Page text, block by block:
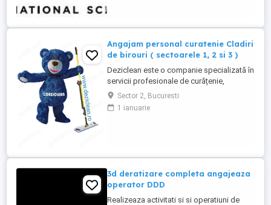
**Responsabilități principale:** * ...
Angajam personal curatenie Cladiri
de birouri ( sectoarele 1, 2 si 3 )
Deziclean este o companie specializată în
servicii profesionale de curățenie,
prezentă în aproape toate marile orașe din
România. Ne mărim echipa și căutăm
agenți de curățenie pentru sedii de bănci
Sector 2, Bucuresti
1 ianuarie
3d deratizare completa angajeaza
operator DDD
Realizeaza activitati si si operatiuni de